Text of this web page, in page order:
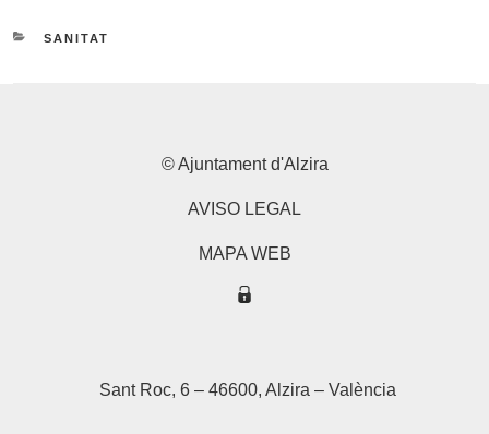
CATEGORIES
SANITAT
© Ajuntament d'Alzira
AVISO LEGAL
MAPA WEB
Sant Roc, 6 – 46600, Alzira – València